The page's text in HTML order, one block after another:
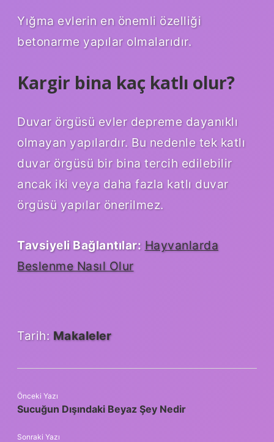
Yığma evlerin en önemli özelliği
betonarme yapılar olmalarıdır.
Kargir bina kaç katlı olur?
Duvar örgüsü evler depreme dayanıklı
olmayan yapılardır. Bu nedenle tek katlı
duvar örgüsü bir bina tercih edilebilir
ancak iki veya daha fazla katlı duvar
örgüsü yapılar önerilmez.
Tavsiyeli Bağlantılar: Hayvanlarda
Beslenme Nasıl Olur
Tarih: Makaleler
Önceki Yazı
Sucuğun Dışındaki Beyaz Şey Nedir
Sonraki Yazı